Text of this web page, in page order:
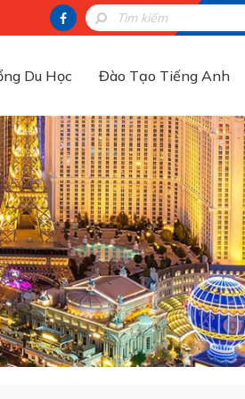
Du Học Đào Tạo Tiếng Anh